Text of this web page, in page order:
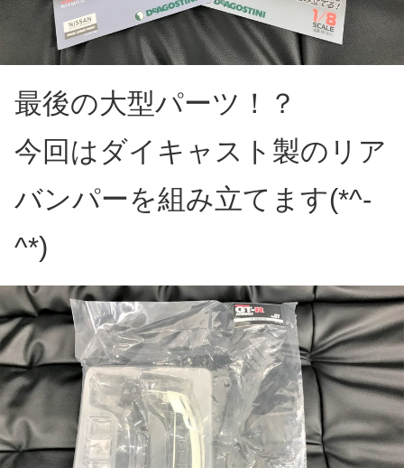
最後の大型パーツ！？
今回はダイキャスト製のリア
バンパーを組み立てます(*^-
^*)